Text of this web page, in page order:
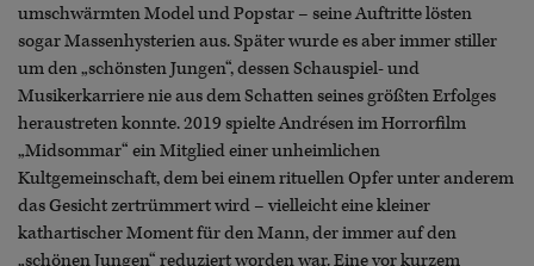
umschwärmten Model und Popstar – seine Auftritte lösten
sogar Massenhysterien aus. Später wurde es aber immer stiller
um den „schönsten Jungen“, dessen Schauspiel- und
Musikerkarriere nie aus dem Schatten seines größten Erfolges
heraustreten konnte. 2019 spielte Andrésen im Horrorfilm
„Midsommar“ ein Mitglied einer unheimlichen
Kultgemeinschaft, dem bei einem rituellen Opfer unter anderem
das Gesicht zertrümmert wird – vielleicht eine kleiner
kathartischer Moment für den Mann, der immer auf den
„schönen Jungen“ reduziert worden war. Eine vor kurzem